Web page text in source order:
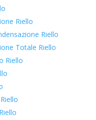
Riello
Riello
Totale Riello
Riello